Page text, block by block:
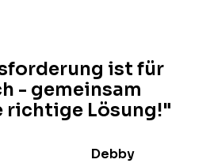
ist für
- gemeinsam
richtige Lösung!"
Debby